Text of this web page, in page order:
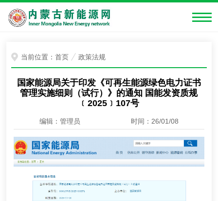
当前位置：首页 政策法规
国家能源局关于印发《可再生能源绿色电力证书
管理实施细则（试行）》的通知 国能发资质规
﹝2025﹞107号
编辑：管理员 时间：26/01/08